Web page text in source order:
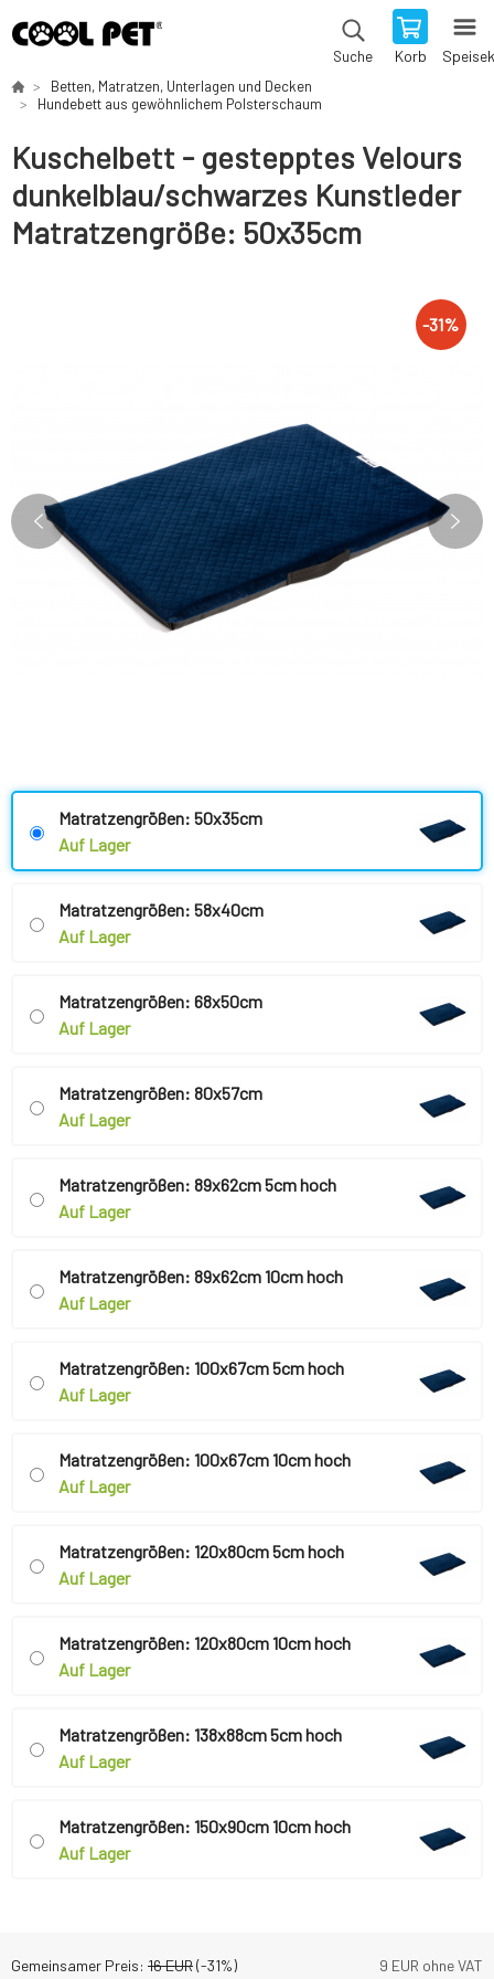
Suche Korb
Betten, Matratzen, Unterlagen und Decken
Hundebett aus gewöhnlichem Polsterschaum
Kuschelbett - gestepptes Velours
dunkelblau/schwarzes Kunstleder
Matratzengröße: 50x35cm
-31%
Matratzengrößen: 50x35cm
Auf Lager
Matratzengrößen: 58x40cm
Auf Lager
Matratzengrößen: 68x50cm
Auf Lager
Matratzengrößen: 80x57cm
Auf Lager
Matratzengrößen: 89x62cm 5cm hoch
Auf Lager
Matratzengrößen: 89x62cm 10cm hoch
Auf Lager
Matratzengrößen: 100x67cm 5cm hoch
Auf Lager
Matratzengrößen: 100x67cm 10cm hoch
Auf Lager
Matratzengrößen: 120x80cm 5cm hoch
Auf Lager
Matratzengrößen: 120x80cm 10cm hoch
Auf Lager
Matratzengrößen: 138x88cm 5cm hoch
Auf Lager
Matratzengrößen: 150x90cm 10cm hoch
Auf Lager
Gemeinsamer Preis: 16EUR(-31%) 9 EUR ohne VAT